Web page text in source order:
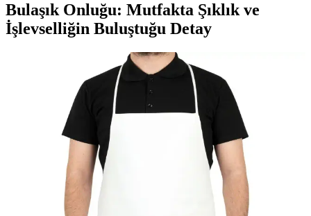
Bulaşık Onluğu: Mutfakta Şıklık ve
İşlevselliğin Buluştuğu Detay